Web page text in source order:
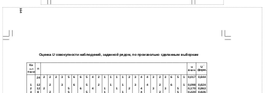
164
ОценкаUсовокупности наблюдений, заданной рядом, по произвольно сделанным выборкам
Ка u U
вы5 п
форм. форм.
борки
24 2 2 2 3 5 6 6 5 4 2 1 1 1 1 2 3 4 4 3 2 3 6 5 1 0,017 0,844
1 12 2 3 6 5 2 1 1 3 4 2 6 1 0,098
0,824
2
12 2 5 6 4 1 1 2 4 3 3 5 0,170
0,863